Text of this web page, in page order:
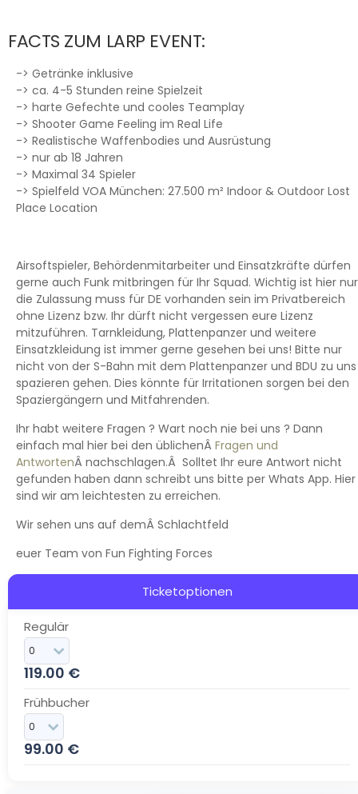
FACTS ZUM LARP EVENT:
-> Getränke inklusive
-> ca. 4-5 Stunden reine Spielzeit
-> harte Gefechte und cooles Teamplay
-> Shooter Game Feeling im Real Life
-> Realistische Waffenbodies und Ausrüstung
-> nur ab 18 Jahren
-> Maximal 34 Spieler
-> Spielfeld VOA München: 27.500 m² Indoor & Outdoor Lost
Place Location
Airsoftspieler, Behördenmitarbeiter und Einsatzkräfte dürfen
gerne auch Funk mitbringen für Ihr Squad. Wichtig ist hier nur
die Zulassung muss für DE vorhanden sein im Privatbereich
ohne Lizenz bzw. Ihr dürft nicht vergessen eure Lizenz
mitzuführen. Tarnkleidung, Plattenpanzer und weitere
Einsatzkleidung ist immer gerne gesehen bei uns! Bitte nur
nicht von der S-Bahn mit dem Plattenpanzer und BDU zu uns
spazieren gehen. Dies könnte für Irritationen sorgen bei den
Spaziergängern und Mitfahrenden.
Ihr habt weitere Fragen ? Wart noch nie bei uns ? Dann
einfach mal hier bei den üblichenÂ Fragen und
AntwortenÂ nachschlagen.Â Solltet Ihr eure Antwort nicht
gefunden haben dann schreibt uns bitte per Whats App. Hier
sind wir am leichtesten zu erreichen.
Wir sehen uns auf demÂ Schlachtfeld
euer Team von Fun Fighting Forces
Ticketoptionen
Regulär
119.00 €
Frühbucher
99.00 €